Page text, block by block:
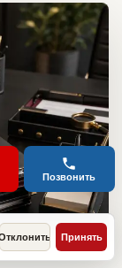
Отклонить Принять
Позвонить